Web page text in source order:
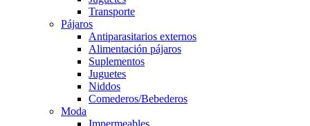
Transporte
Pájaros
Antiparasitarios externos
Alimentación pájaros
Suplementos
Juguetes
Niddos
Comederos/Bebederos
Moda
Impermeables